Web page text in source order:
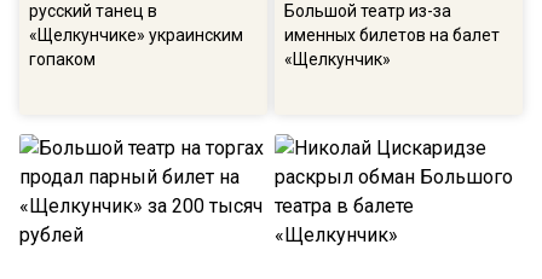
русский танец в
«Щелкунчике» украинским
гопаком
Большой театр из-за
именных билетов на балет
«Щелкунчик»